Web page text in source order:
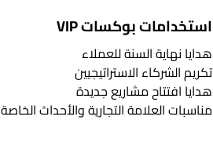
استخدامات بوكسات VIP
هدايا نهاية السنة للعملاء
تكريم الشركاء الاستراتيجيين
هدايا افتتاح مشاريع جديدة
مناسبات العلامة التجارية والأحداث الخاصة